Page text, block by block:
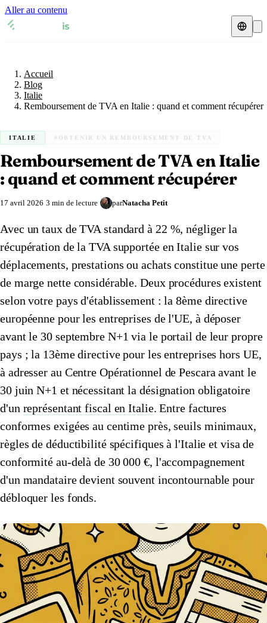
Aller au contenu
🇫🇷
🇬🇧 Royaume-Uni
🇨🇭
🇧🇪 Belgique
🇩🇪Allemagne
🇳🇴 Norvège
Luxembourg
🇳🇱 Pays-Bas
Voir tous les pays
Fiches TVA
🇫🇷 France
🇬🇧
🇨🇭 Suisse
🇧🇪 Belgique
🇩🇪Allemagne
🇮🇹 Italie
🇱🇺 Luxembourg
Toutes les fiches pays
Expert-comptable
Expert-comptable e-commerce
Expert-comptable Amazon
Blog
Glossaire
Vérifier un n° TVA
Simulateur n° TVA
Accueil
Blog
Italie
Remboursement de TVA en Italie : quand et comment récupérer
ITALIE #OBTENIR UN REMBOURSEMENT DE TVA
Remboursement de TVA en Italie
: quand et comment récupérer
17 avril 2026 3 min de lecture parNatacha Petit
Avec un taux de TVA standard à 22 %, négliger la
récupération de la TVA supportée en Italie sur vos
déplacements, prestations ou achats constitue une perte
de marge nette considérable. Deux procédures existent
selon votre pays d'établissement : la 8ème directive
européenne pour les entreprises de l'UE, à déposer
avant le 30 septembre N+1 via le portail de leur propre
pays ; la 13ème directive pour les entreprises hors UE,
à adresser au Centre Opérationnel de Pescara avant le
30 juin N+1 et nécessitant la désignation obligatoire
d'un représentant fiscal en Italie. Entre factures
conformes exigées au centime près, seuils minimaux,
règles de déductibilité spécifiques à l'Italie et visa de
conformité au-delà de 30 000 €, l'accompagnement
d'un mandataire devient souvent incontournable pour
débloquer les fonds.